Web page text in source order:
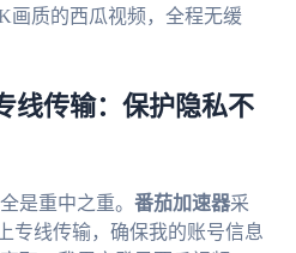
质的西瓜视频，全程无缓
线传输：保护隐私不
是重中之重。 番茄加速器采
专线传输，确保我的账号信息